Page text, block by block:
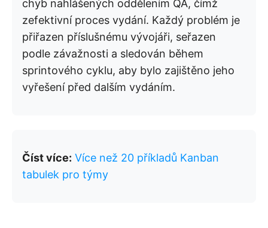
chyb nahlášených oddělením QA, čímž
zefektivní proces vydání. Každý problém je
přiřazen příslušnému vývojáři, seřazen
podle závažnosti a sledován během
sprintového cyklu, aby bylo zajištěno jeho
vyřešení před dalším vydáním.
Číst více: Více než 20 příkladů Kanban
tabulek pro týmy